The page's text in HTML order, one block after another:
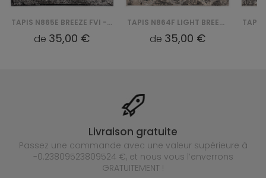
TAPIS N865E BREEZE FVI - CZARNY
de 35,00 €
TAPIS N864F LIGHT BREEZE FVI - SZARY
de 35,00 €
Livraison gratuite
Passez une commande avec une valeur supérieure à
-0.23809523809524 €, et nous vous l’enverrons
GRATUITEMENT !